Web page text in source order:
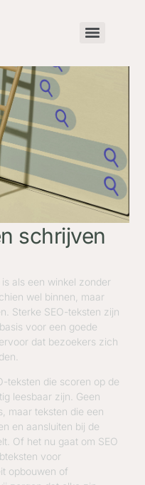
schrijven
als een winkel zonder
wel binnen, maar
Sterke SEO-teksten zijn
voor een goede
dat bezoekers zich
teksten die scoren op de
leesbaar zijn. Geen
maar teksten die een
en aansluiten bij de
Of het nu gaat om SEO
voor
opbouwen of